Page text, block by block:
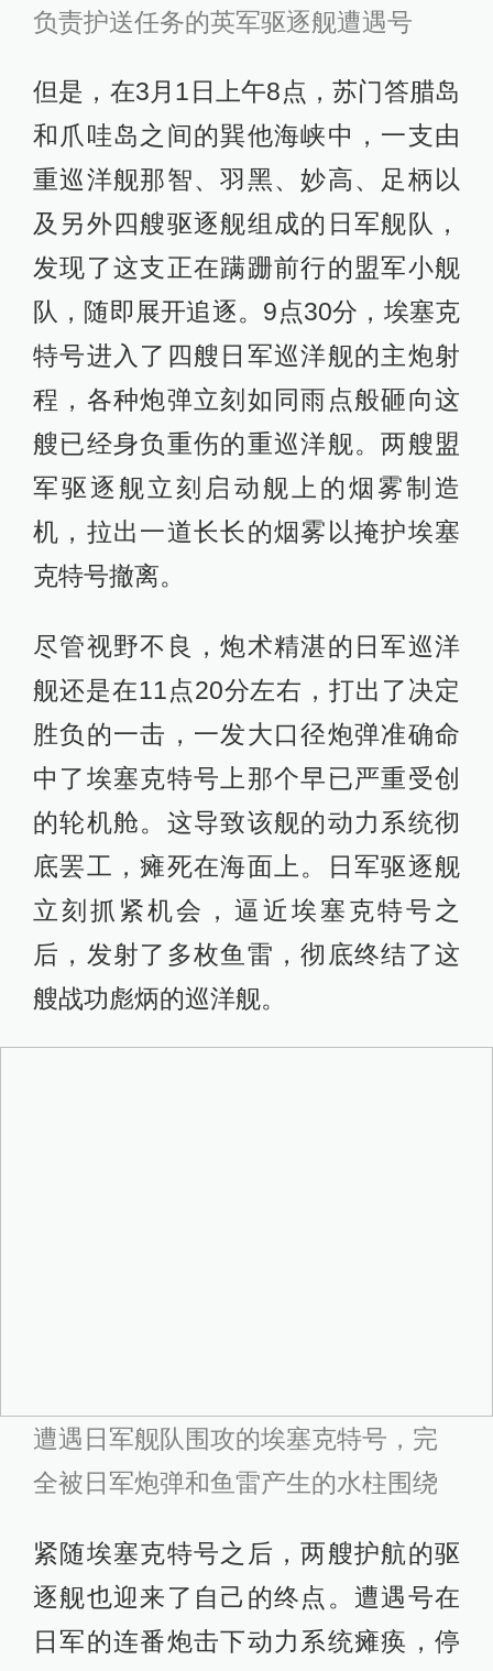
负责护送任务的英军驱逐舰遭遇号
但是，在3月1日上午8点，苏门答腊岛
和爪哇岛之间的巽他海峡中，一支由
重巡洋舰那智、羽黑、妙高、足柄以
及另外四艘驱逐舰组成的日军舰队，
发现了这支正在蹒跚前行的盟军小舰
队，随即展开追逐。9点30分，埃塞克
特号进入了四艘日军巡洋舰的主炮射
程，各种炮弹立刻如同雨点般砸向这
艘已经身负重伤的重巡洋舰。两艘盟
军驱逐舰立刻启动舰上的烟雾制造
机，拉出一道长长的烟雾以掩护埃塞
克特号撤离。
尽管视野不良，炮术精湛的日军巡洋
舰还是在11点20分左右，打出了决定
胜负的一击，一发大口径炮弹准确命
中了埃塞克特号上那个早已严重受创
的轮机舱。这导致该舰的动力系统彻
底罢工，瘫死在海面上。日军驱逐舰
立刻抓紧机会，逼近埃塞克特号之
后，发射了多枚鱼雷，彻底终结了这
艘战功彪炳的巡洋舰。
遭遇日军舰队围攻的埃塞克特号，完
全被日军炮弹和鱼雷产生的水柱围绕
紧随埃塞克特号之后，两艘护航的驱
逐舰也迎来了自己的终点。遭遇号在
日军的连番炮击下动力系统瘫痪，停